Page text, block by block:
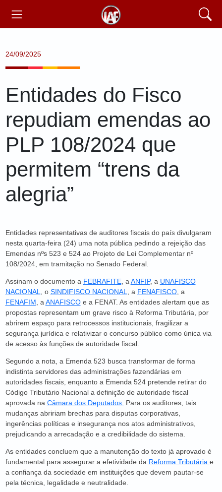
24/09/2025
Entidades do Fisco
repudiam emendas ao
PLP 108/2024 que
permitem “trens da
alegria”
Entidades representativas de auditores fiscais do país divulgaram
nesta quarta-feira (24) uma nota pública pedindo a rejeição das
Emendas nºs 523 e 524 ao Projeto de Lei Complementar nº
108/2024, em tramitação no Senado Federal.
Assinam o documento a FEBRAFITE, a ANFIP, a UNAFISCO
NACIONAL
, o SINDIFISCO NACIONAL , a FENAFISCO, a
FENAFIM , a ANAFISCOe a FENAT. As entidades alertam que as
propostas representam um grave risco à Reforma Tributária, por
abrirem espaço para retrocessos institucionais, fragilizar a
segurança jurídica e relativizar o concurso público como única via
de acesso às funções de autoridade fiscal.
Segundo a nota, a Emenda 523 busca transformar de forma
indistinta servidores das administrações fazendárias em
autoridades fiscais, enquanto a Emenda 524 pretende retirar do
Código Tributário Nacional a definição de autoridade fiscal
aprovada na Câmara dos Deputados. Para os auditores, tais
mudanças abririam brechas para disputas corporativas,
ingerências políticas e insegurança nos atos administrativos,
prejudicando a arrecadação e a credibilidade do sistema.
As entidades concluem que a manutenção do texto já aprovado é
fundamental para assegurar a efetividade da Reforma Tributária e
a confiança da sociedade em instituições que devem pautar-se
pela técnica, legalidade e neutralidade.